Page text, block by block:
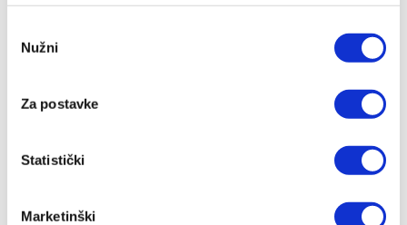
Selection
Nužni
Za postavke
Statistički
Marketinški